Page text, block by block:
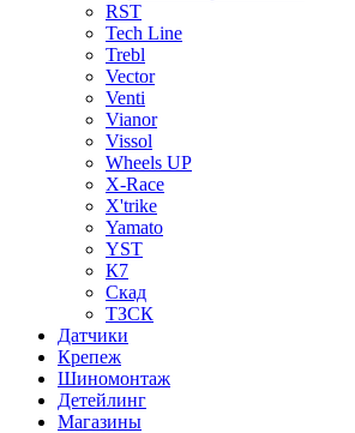
RST
Tech Line
Trebl
Vector
Venti
Vianor
Vissol
Wheels UP
X-Race
X'trike
Yamato
YST
К7
Скад
ТЗСК
Датчики
Крепеж
Шиномонтаж
Детейлинг
Магазины